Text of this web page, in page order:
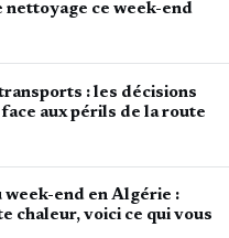
nettoyage ce week-end
: les décisions
aux périls de la route
end en Algérie :
chaleur, voici ce qui vous